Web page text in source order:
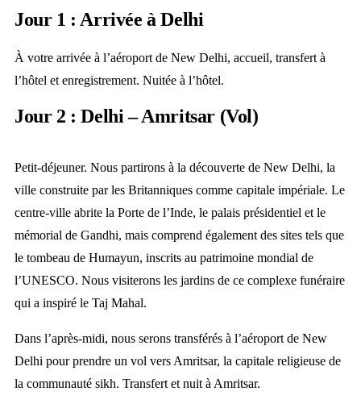
Jour 1 : Arrivée à Delhi
À votre arrivée à l’aéroport de New Delhi, accueil, transfert à
l’hôtel et enregistrement. Nuitée à l’hôtel.
Jour 2 : Delhi – Amritsar (Vol)
Petit-déjeuner. Nous partirons à la découverte de New Delhi, la
ville construite par les Britanniques comme capitale impériale. Le
centre-ville abrite la Porte de l’Inde, le palais présidentiel et le
mémorial de Gandhi, mais comprend également des sites tels que
le tombeau de Humayun, inscrits au patrimoine mondial de
l’UNESCO. Nous visiterons les jardins de ce complexe funéraire
qui a inspiré le Taj Mahal.
Dans l’après-midi, nous serons transférés à l’aéroport de New
Delhi pour prendre un vol vers Amritsar, la capitale religieuse de
la communauté sikh. Transfert et nuit à Amritsar.